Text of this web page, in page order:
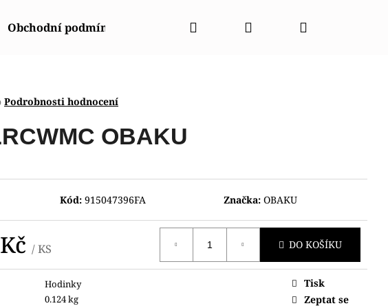
Obchodní podmínky Napište nám Kontakty
Hledat PřihlášeníNákupní
Podrobnosti hodnocení
OBAKU
Kód: 915047396FA Značka: OBAKU
/ KS DO KOŠÍKU
Hodinky
0.124 kg
Tisk
Zeptat se
HODINKY ORIENT CGW01001W0